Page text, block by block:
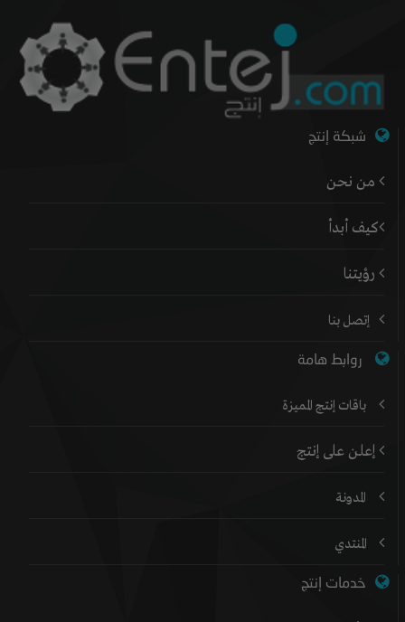
شبكة إنتج
من نحن
كيف أبدأ
رؤيتنا
إتصل بنا
روابط هامة
باقات إنتج المميزة
إعلن على إنتج
المدونة
المنتدي
خدمات إنتج